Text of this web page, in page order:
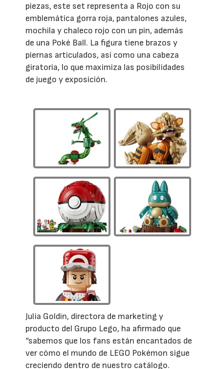
piezas, este set representa a Rojo con su
emblemática gorra roja, pantalones azules,
mochila y chaleco rojo con un pin, además
de una Poké Ball. La figura tiene brazos y
piernas articulados, así como una cabeza
giratoria, lo que maximiza las posibilidades
de juego y exposición.
Julia Goldin, directora de marketing y
producto del Grupo Lego, ha afirmado que
“sabemos que los fans están encantados de
ver cómo el mundo de LEGO Pokémon sigue
creciendo dentro de nuestro catálogo.